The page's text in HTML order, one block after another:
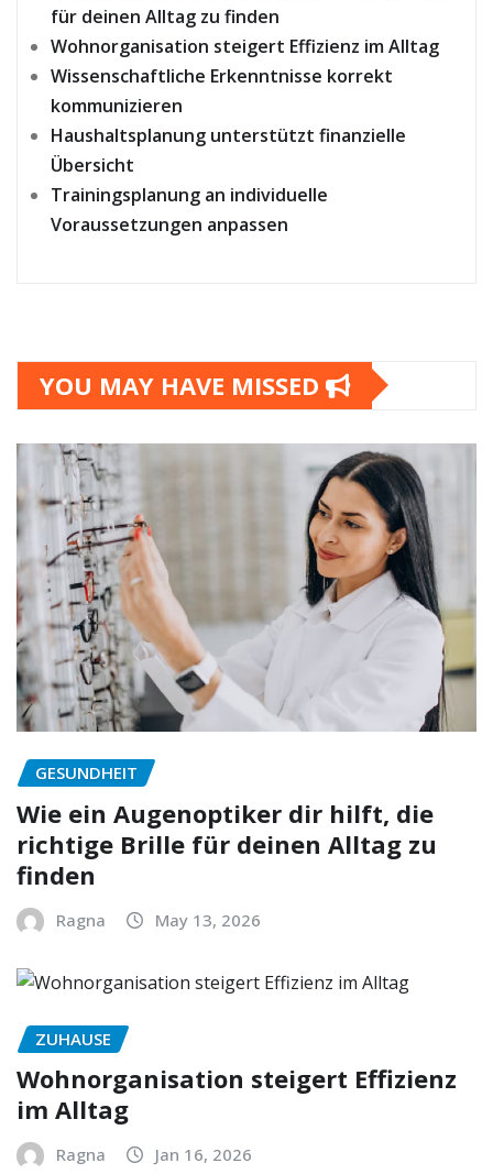
für deinen Alltag zu finden
Wohnorganisation steigert Effizienz im Alltag
Wissenschaftliche Erkenntnisse korrekt
kommunizieren
Haushaltsplanung unterstützt finanzielle
Übersicht
Trainingsplanung an individuelle
Voraussetzungen anpassen
YOU MAY HAVE MISSED
GESUNDHEIT
Wie ein Augenoptiker dir hilft, die
richtige Brille für deinen Alltag zu
finden
Ragna May 13, 2026
ZUHAUSE
Wohnorganisation steigert Effizienz
im Alltag
Ragna Jan 16, 2026